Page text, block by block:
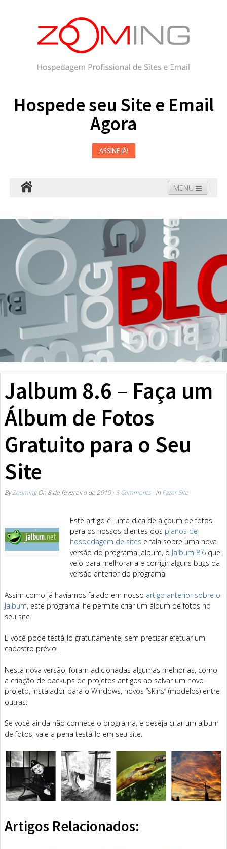
Hospede seu Site e Email
Agora
ASSINE JÁ!
MENU
Domínios Blog Suporte
Jalbum 8.6 – Faça um
Álbum de Fotos
Gratuito para o Seu
Site
ByZoomingOn 8 de fevereiro de 2010· 3 Comments · In Fazer Site
Este artigo é uma dica de álçbum de fotos
para os nossos clientes dos planos de
hospedagem de sites e fala sobre uma nova
versão do programa Jalbum, o Jalbum 8.6que
veio para melhorar a e corrigir alguns bugs da
versão anterior do programa.
Assim como já havíamos falado em nosso artigo anterior sobre o
Jalbum, este programa lhe permite criar um álbum de fotos no
seu site.
E você pode testá-lo gratuitamente, sem precisar efetuar um
cadastro prévio.
Nesta nova versão, foram adicionadas algumas melhorias, como
a criação de backups de projetos antigos ao salvar um novo
projeto, instalador para o Windows, novos “skins” (modelos) entre
outras.
Se você ainda não conhece o programa, e deseja criar um álbum
de fotos, vale a pena testá-lo em seu site.
Artigos Relacionados: